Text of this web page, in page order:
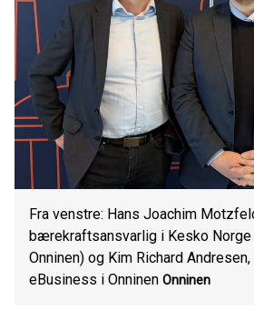
Fra venstre: Hans Joachim
bærekraftsansvarlig i Kesko Norge
Onninen) og Kim Richard
eBusiness i Onninen Onninen